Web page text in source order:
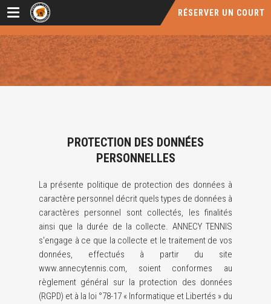
RÉSERVER UN COURT
PROTECTION DES DONNÉES
PERSONNELLES
La présente politique de protection des données à
caractère personnel décrit quels types de données à
caractères personnel sont collectés, les finalités
ainsi que la durée de la collecte. ANNECY TENNIS
s'engage à ce que la collecte et le traitement de vos
données, effectués à partir du site
www.annecytennis.com, soient conformes au
règlement général sur la protection des données
(RGPD) et à la loi °78-17 « Informatique et Libertés » du